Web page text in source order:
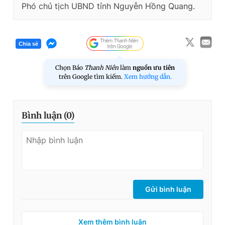
Phó chủ tịch UBND tỉnh Nguyễn Hồng Quang.
Chia sẻ
Chọn Báo Thanh Niên làm nguồn ưu tiên
trên Google tìm kiếm. Xem hướng dẫn.
Bình luận (0)
Gửi bình luận
Xem thêm bình luận